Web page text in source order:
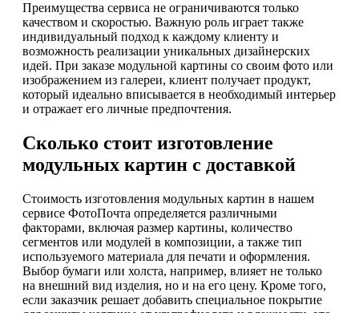
Преимущества сервиса не ограничиваются только
качеством и скоростью. Важную роль играет также
индивидуальный подход к каждому клиенту и
возможность реализации уникальных дизайнерских
идей. При заказе модульной картины со своим фото или
изображением из галереи, клиент получает продукт,
который идеально вписывается в необходимый интерьер
и отражает его личные предпочтения.
Сколько стоит изготовление
модульных картин с доставкой
Стоимость изготовления модульных картин в нашем
сервисе ФотоПочта определяется различными
факторами, включая размер картины, количество
сегментов или модулей в композиции, а также тип
используемого материала для печати и оформления.
Выбор бумаги или холста, например, влияет не только
на внешний вид изделия, но и на его цену. Кроме того,
если заказчик решает добавить специальное покрытие